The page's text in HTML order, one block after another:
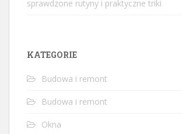
sprawdzone rutyny i praktyczne triki
KATEGORIE
Budowa i remont
Budowa i remont
Okna